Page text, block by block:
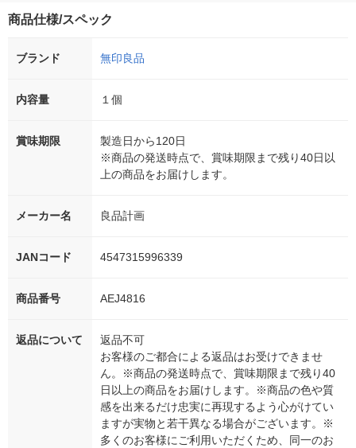
商品仕様/スペック
ブランド 無印良品
内容量 １個
賞味期限
製造日から120日
※商品の発送時点で、賞味期限まで残り40日以
上の商品をお届けします。
メーカー名 良品計画
JANコード 4547315996339
商品番号 AEJ4816
返品について
返品不可
お客様のご都合による返品はお受けできませ
ん。※商品の発送時点で、賞味期限まで残り40
日以上の商品をお届けします。※商品の色や質
感を出来るだけ忠実に再現するよう心がけてい
ますが実物と若干異なる場合がございます。※
多くのお客様にご利用いただくため、同一のお